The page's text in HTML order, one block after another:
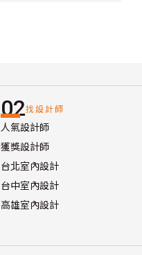
02找設計師
人氣設計師
獲獎設計師
台北室內設計
台中室內設計
高雄室內設計